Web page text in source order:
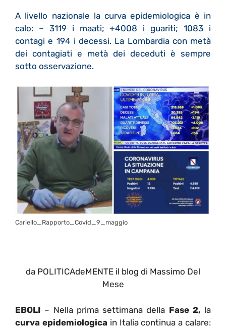
A livello nazionale la curva epidemiologica è in
calo: – 3119 i maati; +4008 i guariti; 1083 i
contagi e 194 i decessi. La Lombardia con metà
dei contagiati e metà dei deceduti è sempre
sotto osservazione.
Cariello_Rapporto_Covid_9_maggio
da POLITICAdeMENTE il blog di Massimo Del
Mese
EBOLI – Nella prima settimana della Fase 2, la
curva epidemiologica in Italia continua a calare: